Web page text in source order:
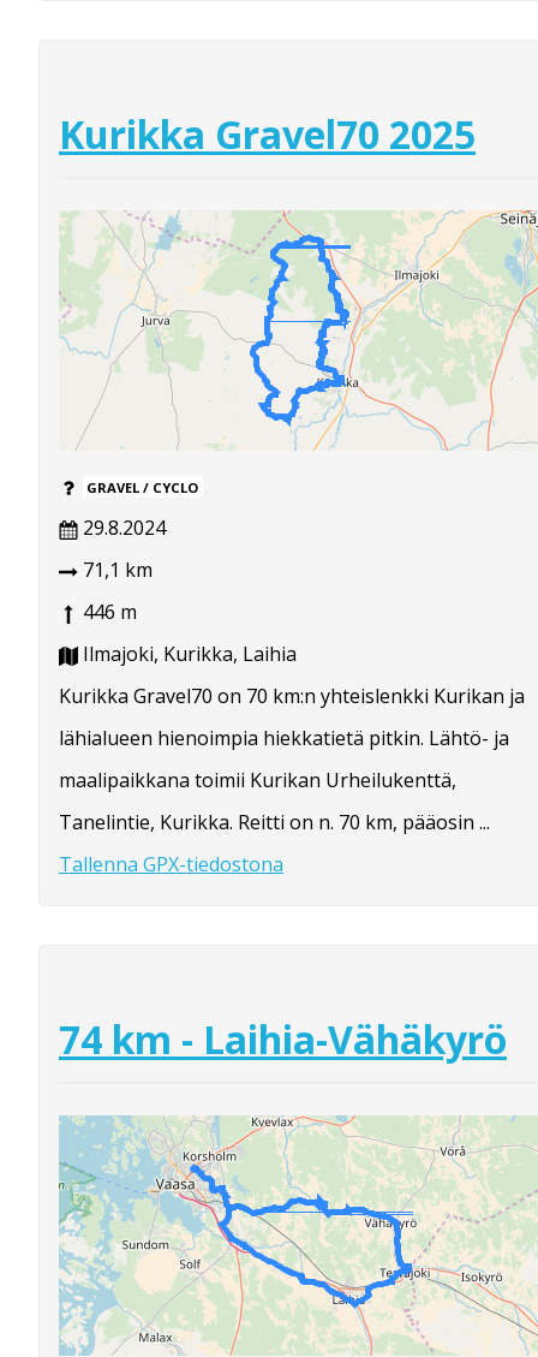
Kurikka Gravel70 2025
GRAVEL / CYCLO
29.8.2024
71,1 km
446 m
Ilmajoki, Kurikka, Laihia
Kurikka Gravel70 on 70 km:n yhteislenkki Kurikan ja
lähialueen hienoimpia hiekkatietä pitkin. Lähtö- ja
maalipaikkana toimii Kurikan Urheilukenttä,
Tanelintie, Kurikka. Reitti on n. 70 km, pääosin ...
Tallenna GPX-tiedostona
74 km - Laihia-Vähäkyrö